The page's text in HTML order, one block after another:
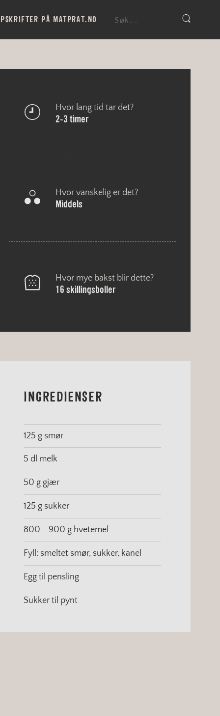
PÅ MATPRAT.NO
Hvor lang tid tar det?
2-3 timer
Hvor vanskelig er det?
Middels
Hvor mye bakst blir dette?
16 skillingsboller
INGREDIENSER
125 g smør
5 dl melk
50 g gjær
125 g sukker
800 - 900 g hvetemel
Fyll: smeltet smør, sukker, kanel
Egg til pensling
Sukker til pynt